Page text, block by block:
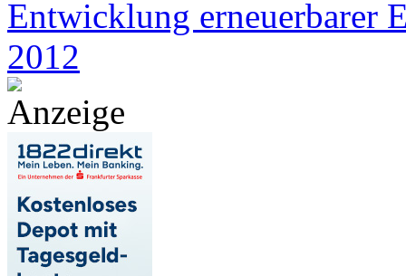
Entwicklung erneuerbarer
2012
Anzeige